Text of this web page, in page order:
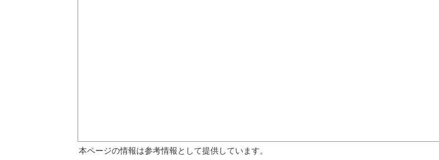
本ページの情報は参考情報として提供しています。